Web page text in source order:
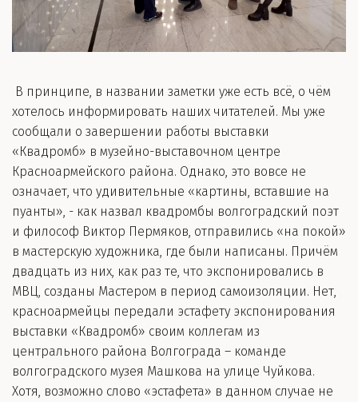
В принципе, в названии заметки уже есть всё, о чём
хотелось информировать наших читателей. Мы уже
сообщали о завершении работы выставки
«Квадромб» в музейно-выставочном центре
Красноармейского района. Однако, это вовсе не
означает, что удивительные «картины, вставшие на
пуанты», - как назвал квадромбы волгоградский поэт
и философ Виктор Пермяков, отправились «на покой»
в мастерскую художника, где были написаны. Причём
двадцать из них, как раз те, что экспонировались в
МВЦ, созданы Мастером в период самоизоляции. Нет,
красноармейцы передали эстафету экспонирования
выставки «Квадромб» своим коллегам из
центрального района Волгограда – команде
волгоградского музея Машкова на улице Чуйкова.
Хотя, возможно слово «эстафета» в данном случае не